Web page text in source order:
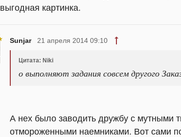
выгодная картинка.
Sunjar 21 апреля 2014 09:10
Цитата: Niki
о выполняют задания совсем другого
А нех было заводить дружбу с мутными
отмороженными наемниками. Вот сами